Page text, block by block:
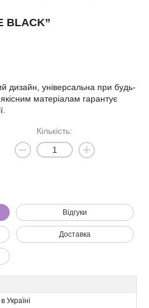
BLACK”
дизайн, універсальна при будь-
матеріалам гарантує
Кількість:
Відгуки
Доставка
Україні